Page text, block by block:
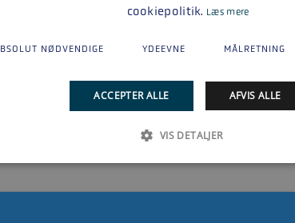
cookiepolitik. Læs mere
NØDVENDIGE YDEEVNE MÅLRETNING
ACCEPTER ALLE AFVIS ALLE
VIS DETALJER